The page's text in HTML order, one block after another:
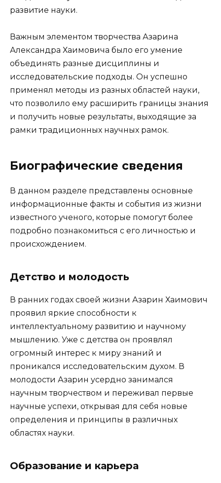
развитие науки.
Важным элементом творчества Азарина
Александра Хаимовича было его умение
объединять разные дисциплины и
исследовательские подходы. Он успешно
применял методы из разных областей науки,
что позволило ему расширить границы знания
и получить новые результаты, выходящие за
рамки традиционных научных рамок.
Биографические сведения
В данном разделе представлены основные
информационные факты и события из жизни
известного ученого, которые помогут более
подробно познакомиться с его личностью и
происхождением.
Детство и молодость
В ранних годах своей жизни Азарин Хаимович
проявил яркие способности к
интеллектуальному развитию и научному
мышлению. Уже с детства он проявлял
огромный интерес к миру знаний и
проникался исследовательским духом. В
молодости Азарин усердно занимался
научным творчеством и переживал первые
научные успехи, открывая для себя новые
определения и принципы в различных
областях науки.
Образование и карьера